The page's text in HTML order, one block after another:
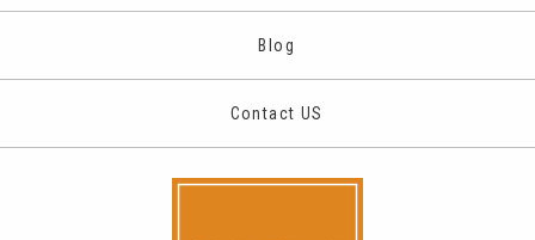
Blog
Contact US